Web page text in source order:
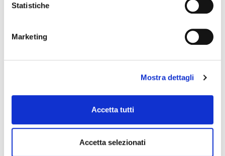
Statistiche
Marketing
Mostra dettagli
Accetta tutti
Accetta selezionati